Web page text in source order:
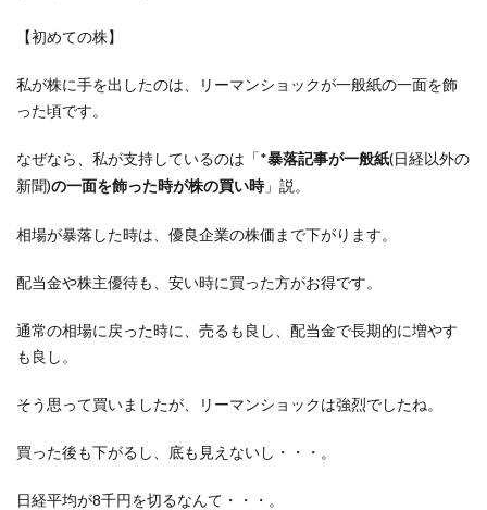
【初めての株】
私が株に手を出したのは、リーマンショックが一般紙の一面を飾
った頃です。
なぜなら、私が支持しているのは「*暴落記事が一般紙(日経以外の
新聞)の一面を飾った時が株の買い時」説。
相場が暴落した時は、優良企業の株価まで下がります。
配当金や株主優待も、安い時に買った方がお得です。
通常の相場に戻った時に、売るも良し、配当金で長期的に増やす
も良し。
そう思って買いましたが、リーマンショックは強烈でしたね。
買った後も下がるし、底も見えないし・・・。
日経平均が8千円を切るなんて・・・。